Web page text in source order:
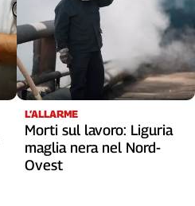
L’ALLARME
Morti sul lavoro: Liguria
maglia nera nel Nord-
Ovest